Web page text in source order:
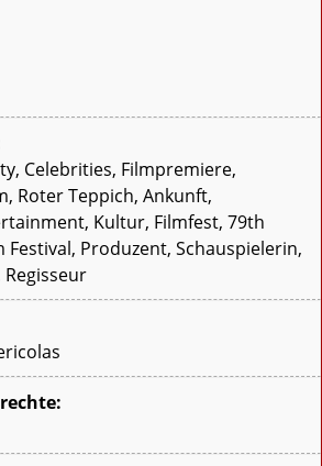
Celebrities, Filmpremiere,
Roter Teppich, Ankunft,
Kultur, Filmfest, 79th
Festival, Produzent, Schauspielerin,